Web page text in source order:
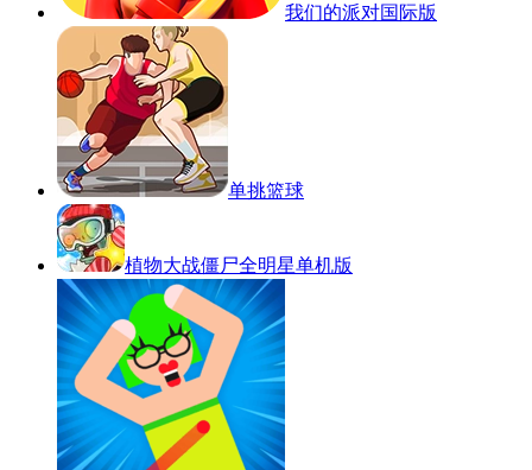
我们的派对国际版
单挑篮球
植物大战僵尸全明星单机版